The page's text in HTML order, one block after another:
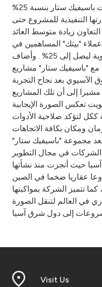
Malaysia
Turkey
Egypt
UK
Kingdom of Bahrain
ماليزيا بوقت قياسي ،حيث شاركت باسيفيك ستار بنسبة 25%
التنفيذية للمشروع حتى
زيادة متوسط العائد
"بيتك" المساهمين في
صندوق "بيتك" للعقارات الآسيوية ليصل إلى 25% . وأضاف
مع "باسيفيك ستار" مشاريع
بعد نجاح التجربة
إلى أن تلك المشاريع
تعكس الصورة الإيجابية
ككل لتؤكد صلاحية الأدوات
ومكان بكافة الاتجاهات
مجموعة "باسيفيك ستار"
الشركات في مجال التطوير
حيث أنجزت منذ نشأتها
أكثر من 12 مشروعا عقاريا ضخما في الصين
كما تتميز الشركة بمواكبتها
في العالم لتنقل الصورة
Visit Us